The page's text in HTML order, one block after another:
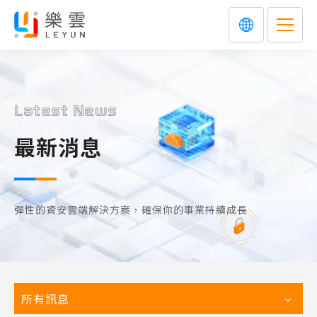
Latest News
最新消息
彈性的資安雲端解決方案，確保你的事業持續成長
所有訊息